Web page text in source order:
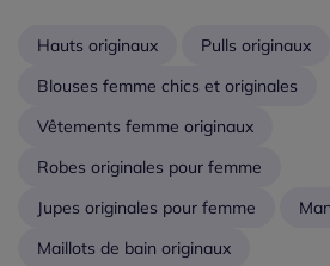
Hauts originaux
Pulls originaux
Blouses femme chics et originales
Vêtements femme originaux
Robes originales pour femme
Jupes originales pour femme
Maillots de bain originaux